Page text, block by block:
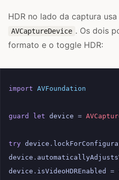
HDR no lado da captura
AVCaptureDevice . Os dois
formato e o toggle HDR:
import AVFoundation
guard let device =
try device .
device .
device . isVideoHDREnabled =